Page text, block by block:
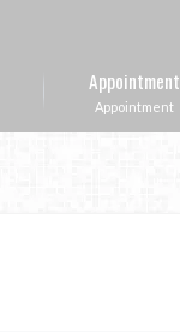
Appointment
Appointment